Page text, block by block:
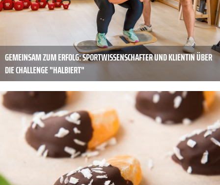
GEMEINSAM ZUM ERFOLG: SPORTWISSENSCHAFTER UND KLIENTIN ÜBER
DIE CHALLENGE "HALBIERT"